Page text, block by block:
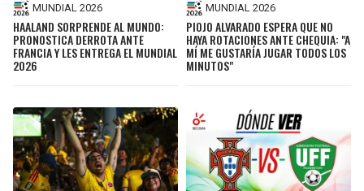
MUNDIAL 2026
HAALAND SORPRENDE AL MUNDO:
PRONOSTICA DERROTA ANTE
FRANCIA Y LES ENTREGA EL MUNDIAL
2026
MUNDIAL 2026
PIOJO ALVARADO ESPERA QUE NO
HAYA ROTACIONES ANTE CHEQUIA: "A
MÍ ME GUSTARÍA JUGAR TODOS LOS
MINUTOS"